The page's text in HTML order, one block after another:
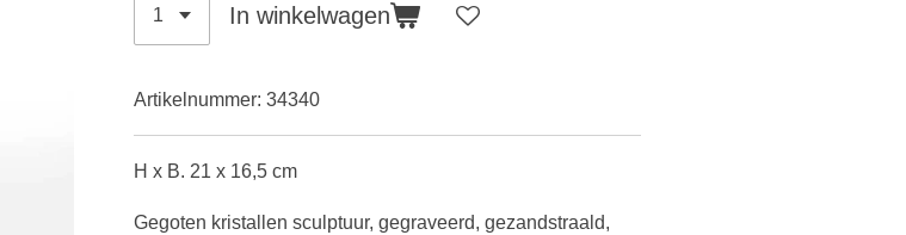
In winkelwagen
Artikelnummer: 34340
H x B. 21 x 16,5 cm
Gegoten kristallen sculptuur, gegraveerd, gezandstraald,